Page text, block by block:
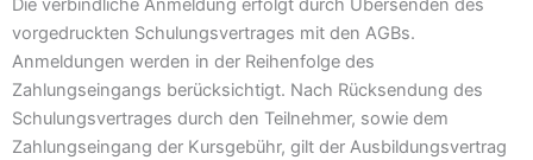
Die verbindliche Anmeldung erfolgt durch Übersenden des
vorgedruckten Schulungsvertrages mit den AGBs.
Anmeldungen werden in der Reihenfolge des
Zahlungseingangs berücksichtigt. Nach Rücksendung des
Schulungsvertrages durch den Teilnehmer, sowie dem
Zahlungseingang der Kursgebühr, gilt der Ausbildungsvertrag